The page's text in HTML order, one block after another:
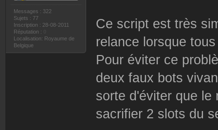
Messages : 322
Sujets : 77
Inscription : 28-08-2011
Réputation :
Localisation: Royaume de
Belgique
Ce script est très
relance lorsque
Pour éviter ce
deux faux bots
sorte d'éviter que le
sacrifier 2 slots du